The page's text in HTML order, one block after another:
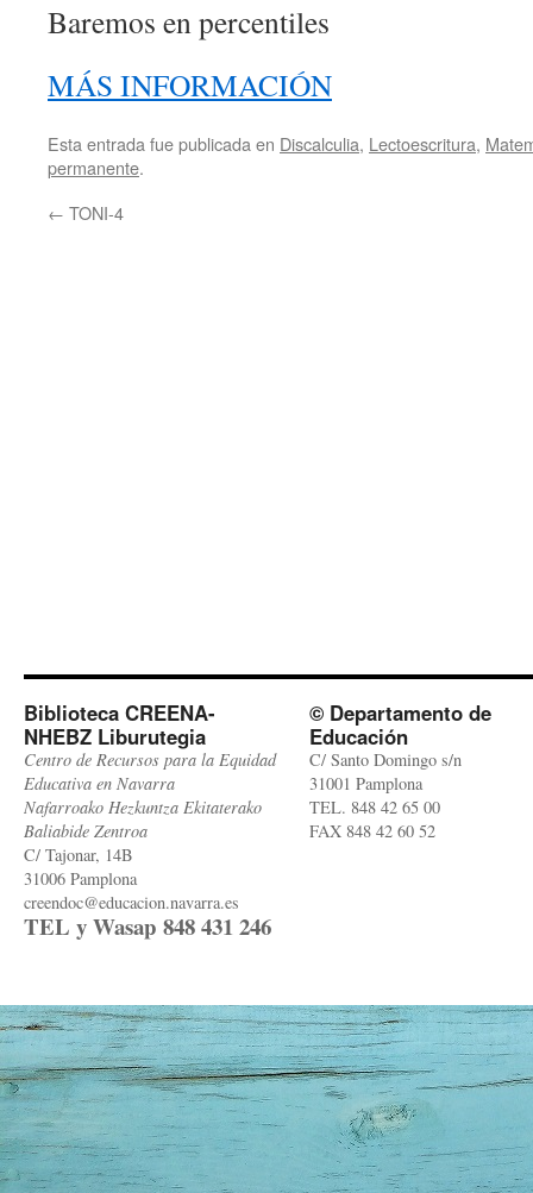
Baremos en percentiles
MÁS INFORMACIÓN
Esta entrada fue publicada en Discalculia, Lectoescritura,
permanente.
← TONI-4
Biblioteca CREENA-
NHEBZ Liburutegia
Centro de Recursos para la Equidad
Educativa en Navarra
Nafarroako Hezkuntza Ekitaterako
Baliabide Zentroa
C/ Tajonar, 14B
31006 Pamplona
creendoc@educacion.navarra.es
TEL y Wasap 848 431 246
© Departamento de
Educación
C/ Santo Domingo s/n
31001 Pamplona
TEL. 848 42 65 00
FAX 848 42 60 52